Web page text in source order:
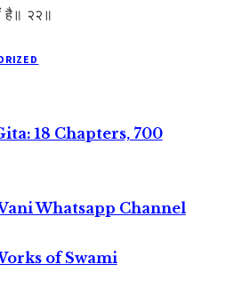
है॥ २२॥
18 Chapters, 700
Whatsapp Channel
of Swami